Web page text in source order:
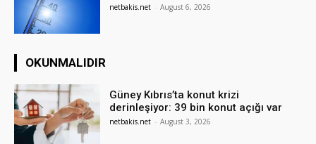
netbakis.net - August 6, 2026
OKUNMALIDIR
Güney Kıbrıs’ta konut krizi
derinleşiyor: 39 bin konut açığı var
netbakis.net - August 3, 2026